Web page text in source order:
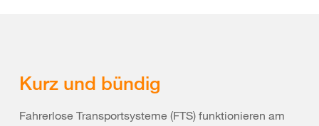
Kurz und bündig
Fahrerlose Transportsysteme (FTS) funktionieren am